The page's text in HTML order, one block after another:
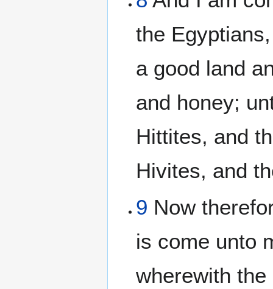
the
a good land
and honey;
Hittites, and
Hivites, and
9 Now
is come unto
wherewith